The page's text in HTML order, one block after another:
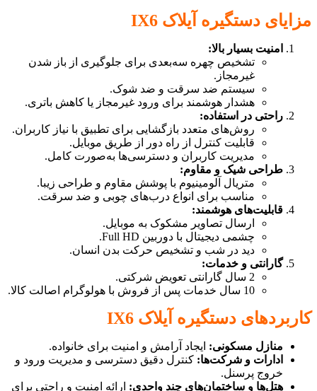
مزایای دستگیره آیلاک IX6
امنیت بسیار بالا:
تشخیص چهره سه‌بعدی برای جلوگیری از باز شدن
غیرمجاز.
سیستم ضد سرقت و ضد شوک.
هشدار هوشمند برای ورود غیرمجاز یا کاهش باتری.
راحتی در استفاده:
روش‌های متعدد بازگشایی برای تطبیق با نیاز کاربران.
قابلیت کنترل از راه دور از طریق موبایل.
مدیریت کاربران و دسترسی‌ها به‌صورت کامل.
طراحی شیک و مقاوم:
متریال آلومینیوم با پوشش مقاوم و طراحی زیبا.
مناسب برای انواع درب‌های چوبی و ضد سرقت.
قابلیت‌های هوشمند:
ارسال تصاویر مشکوک به موبایل.
چشمی دیجیتال با دوربین Full HD.
دید در شب و تشخیص حرکت بدن انسان.
گارانتی و خدمات:
2 سال گارانتی تعویض شرکتی.
10 سال خدمات پس از فروش با هولوگرام اصالت کالا.
کاربردهای دستگیره آیلاک IX6
منازل مسکونی: ایجاد آرامش و امنیت برای خانواده.
ادارات و شرکت‌ها: کنترل دقیق دسترسی و مدیریت ورود و
خروج پرسنل.
هتل‌ها و ساختمان‌های چند واحدی: ارائه امنیت و راحتی برای